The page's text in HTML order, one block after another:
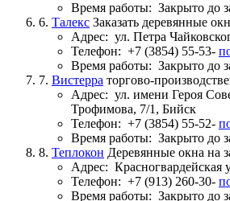
Время работы: Закрыто до
6. Талекс Заказать деревянные
Адрес: ул. Петра
Телефон: +7 (3854) 55-53-
Время работы: Закрыто до
7. Вистерра торгово-
Адрес: ул. имени Героя
Трофимова, 7/1, Бийск
Телефон: +7 (3854) 55-52-
Время работы: Закрыто до
8. Теплокон Деревянные окна на
Адрес: Красногвардейская
Телефон: +7 (913) 260-30-
Время работы: Закрыто до